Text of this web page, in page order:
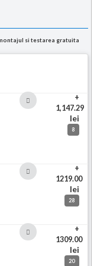
si testarea gratuita
+
1,147.29
lei
8
+
1219.00
lei
28
+
1309.00
lei
20